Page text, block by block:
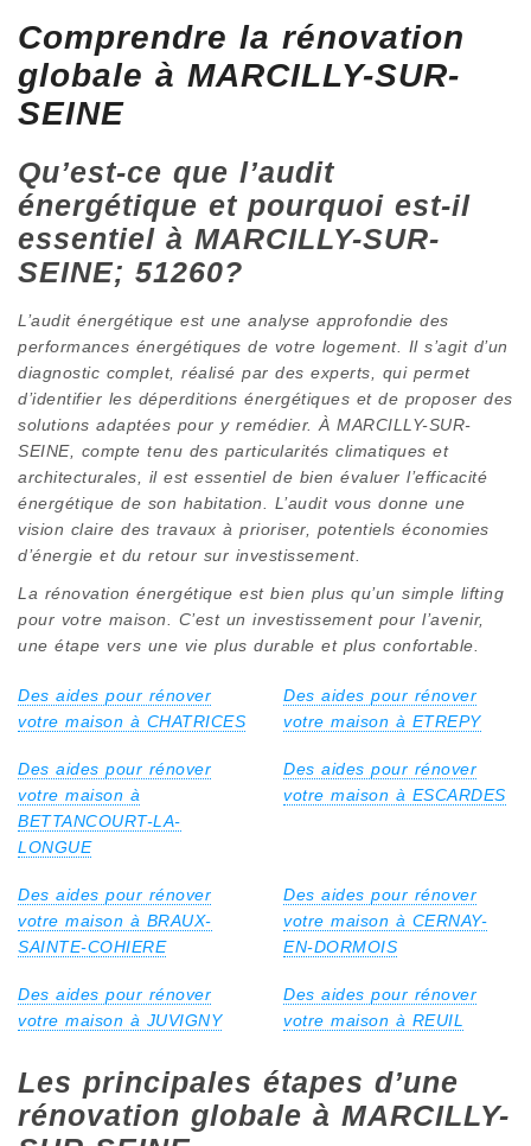
Comprendre la rénovation
globale à MARCILLY-SUR-
SEINE
Qu’est-ce que l’audit
énergétique et pourquoi est-il
essentiel à MARCILLY-SUR-
SEINE; 51260?
L’audit énergétique est une analyse approfondie des
performances énergétiques de votre logement. Il s’agit d’un
diagnostic complet, réalisé par des experts, qui permet
d’identifier les déperditions énergétiques et de proposer des
solutions adaptées pour y remédier. À MARCILLY-SUR-
SEINE, compte tenu des particularités climatiques et
architecturales, il est essentiel de bien évaluer l’efficacité
énergétique de son habitation. L’audit vous donne une
vision claire des travaux à prioriser, potentiels économies
d’énergie et du retour sur investissement.
La rénovation énergétique est bien plus qu’un simple lifting
pour votre maison. C’est un investissement pour l’avenir,
une étape vers une vie plus durable et plus confortable.
Des aides pour rénover
votre maison à CHATRICES
Des aides pour rénover
votre maison à ETREPY
Des aides pour rénover
votre maison à
BETTANCOURT-LA-
LONGUE
Des aides pour rénover
votre maison à ESCARDES
Des aides pour rénover
votre maison à BRAUX-
SAINTE-COHIERE
Des aides pour rénover
votre maison à CERNAY-
EN-DORMOIS
Des aides pour rénover
votre maison à JUVIGNY
Des aides pour rénover
votre maison à REUIL
Les principales étapes d’une
rénovation globale à MARCILLY-